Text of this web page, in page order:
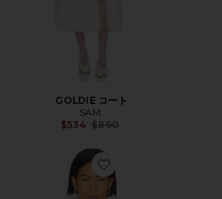
GOLDIE コート
SAM.
$534 Previous price:
$890
Favorite BOWIE ジャケット